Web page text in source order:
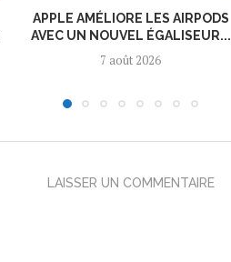
APPLE AMÉLIORE LES AIRPODS
AVEC UN NOUVEL ÉGALISEUR...
7 août 2026
LAISSER UN COMMENTAIRE